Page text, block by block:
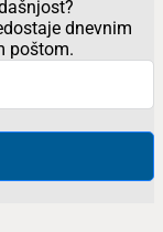
dnevnim
poštom.